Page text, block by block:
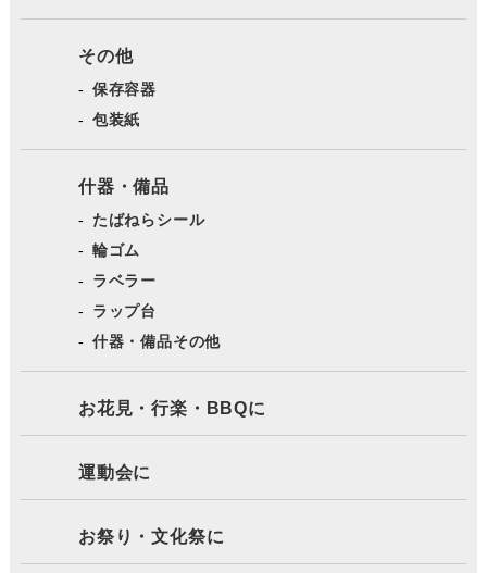
その他
保存容器
包装紙
什器・備品
たばねらシール
輪ゴム
ラベラー
ラップ台
什器・備品その他
お花見・行楽・BBQに
運動会に
お祭り・文化祭に